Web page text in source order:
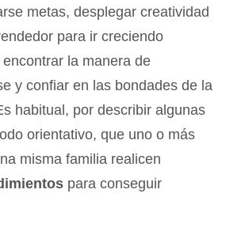
metas, desplegar creatividad
para ir creciendo
la manera de
y confiar en las bondades de la
habitual, por describir algunas
orientativo, que uno o más
misma familia realicen
para conseguir